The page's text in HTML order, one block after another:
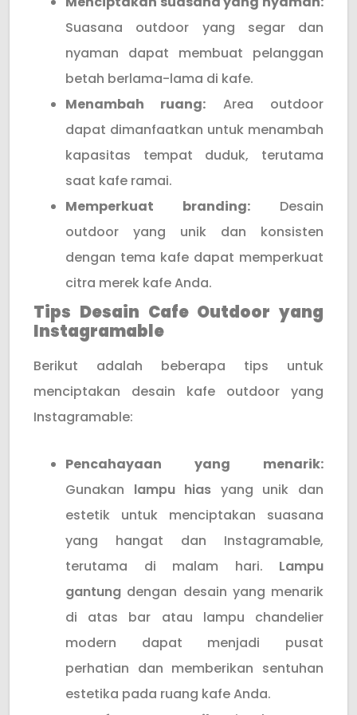
Suasana outdoor yang segar dan
nyaman dapat membuat pelanggan
betah berlama-lama di kafe.
Menambah ruang: Area outdoor
dapat dimanfaatkan untuk menambah
kapasitas tempat duduk, terutama
saat kafe ramai.
Memperkuat branding: Desain
outdoor yang unik dan konsisten
dengan tema kafe dapat memperkuat
citra merek kafe Anda.
Tips Desain Cafe Outdoor yang
Instagramable
Berikut adalah beberapa tips untuk
menciptakan desain kafe outdoor yang
Instagramable:
Pencahayaan yang menarik:
Gunakan lampu hias yang unik dan
estetik untuk menciptakan suasana
yang hangat dan Instagramable,
terutama di malam hari. Lampu
gantung dengan desain yang menarik
di atas bar atau lampu chandelier
modern dapat menjadi pusat
perhatian dan memberikan sentuhan
estetika pada ruang kafe Anda.